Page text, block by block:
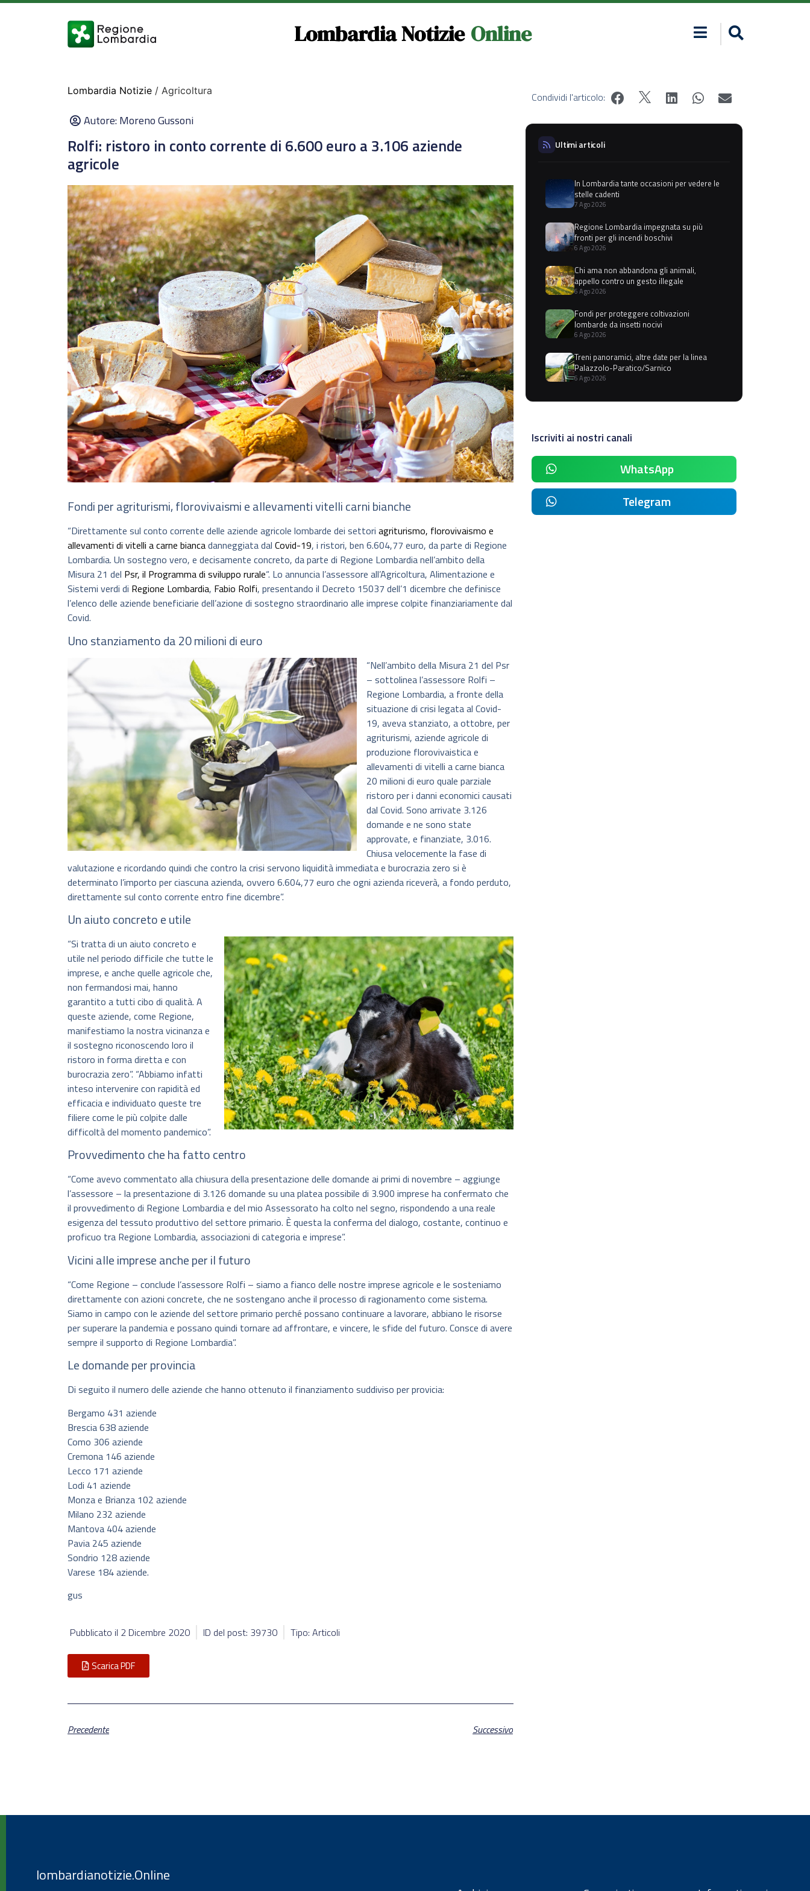
Lombardia Notizie Online
Lombardia Notizie / Agricoltura
Autore:Moreno Gussoni
Rolfi: ristoro in conto corrente di 6.600 euro a 3.106 aziende
agricole
Fondi per agriturismi, florovivaismi e allevamenti vitelli carni bianche
“Direttamente sul conto corrente delle aziende agricole lombarde dei settori agriturismo, florovivaismo e
allevamenti di vitelli a carne biancadanneggiata dal Covid-19, i ristori, ben 6.604,77 euro, da parte di Regione
Lombardia. Un sostegno vero, e decisamente concreto, da parte di Regione Lombardia nell’ambito della
Misura 21 del Psr, il Programma di sviluppo rurale“. Lo annuncia l’assessore all’Agricoltura, Alimentazione e
Sistemi verdi di Regione Lombardia, Fabio Rolfi, presentando il Decreto 15037 dell’1 dicembre che definisce
l’elenco delle aziende beneficiarie dell’azione di sostegno straordinario alle imprese colpite finanziariamente dal
Covid.
Uno stanziamento da 20 milioni di euro
“Nell’ambito della Misura 21 del Psr
– sottolinea l’assessore Rolfi –
Regione Lombardia, a fronte della
situazione di crisi legata al Covid-
19, aveva stanziato, a ottobre, per
agriturismi, aziende agricole di
produzione florovivaistica e
allevamenti di vitelli a carne bianca
20 milioni di euro quale parziale
ristoro per i danni economici causati
dal Covid. Sono arrivate 3.126
domande e ne sono state
approvate, e finanziate, 3.016.
Chiusa velocemente la fase di
valutazione e ricordando quindi che contro la crisi servono liquidità immediata e burocrazia zero si è
determinato l’importo per ciascuna azienda, ovvero 6.604,77 euro che ogni azienda riceverà, a fondo perduto,
direttamente sul conto corrente entro fine dicembre”.
Un aiuto concreto e utile
“Si tratta di un aiuto concreto e
utile nel periodo difficile che tutte le
imprese, e anche quelle agricole che,
non fermandosi mai, hanno
garantito a tutti cibo di qualità. A
queste aziende, come Regione,
manifestiamo la nostra vicinanza e
il sostegno riconoscendo loro il
ristoro in forma diretta e con
burocrazia zero”. “Abbiamo infatti
inteso intervenire con rapidità ed
efficacia e individuato queste tre
filiere come le più colpite dalle
difficoltà del momento pandemico”.
Provvedimento che ha fatto centro
“Come avevo commentato alla chiusura della presentazione delle domande ai primi di novembre – aggiunge
l’assessore – la presentazione di 3.126 domande su una platea possibile di 3.900 imprese ha confermato che
il provvedimento di Regione Lombardia e del mio Assessorato ha colto nel segno, rispondendo a una reale
esigenza del tessuto produttivo del settore primario. È questa la conferma del dialogo, costante, continuo e
proficuo tra Regione Lombardia, associazioni di categoria e imprese”.
Vicini alle imprese anche per il futuro
“Come Regione – conclude l’assessore Rolfi – siamo a fianco delle nostre imprese agricole e le sosteniamo
direttamente con azioni concrete, che ne sostengano anche il processo di ragionamento come sistema.
Siamo in campo con le aziende del settore primario perché possano continuare a lavorare, abbiano le risorse
per superare la pandemia e possano quindi tornare ad affrontare, e vincere, le sfide del futuro. Consce di avere
sempre il supporto di Regione Lombardia”.
Le domande per provincia
Di seguito il numero delle aziende che hanno ottenuto il finanziamento suddiviso per provicia:
Bergamo 431 aziende
Brescia 638 aziende
Como 306 aziende
Cremona 146 aziende
Lecco 171 aziende
Lodi 41 aziende
Monza e Brianza 102 aziende
Milano 232 aziende
Mantova 404 aziende
Pavia 245 aziende
Sondrio 128 aziende
Varese 184 aziende.
gus
Pubblicato il 2 Dicembre 2020 ID del post: 39730 Tipo: Articoli
Scarica PDF
Precedente Successivo
Condividi l'articolo:
Ultimi articoli
In Lombardia tante occasioni per vedere le
stelle cadenti
7 Ago 2026
Regione Lombardia impegnata su più
fronti per gli incendi boschivi
6 Ago 2026
Chi ama non abbandona gli animali,
appello contro un gesto illegale
6 Ago 2026
Fondi per proteggere coltivazioni
lombarde da insetti nocivi
6 Ago 2026
Treni panoramici, altre date per la linea
Palazzolo-Paratico/Sarnico
6 Ago 2026
Iscriviti ai nostri canali
WhatsApp
Telegram
lombardianotizie.Online